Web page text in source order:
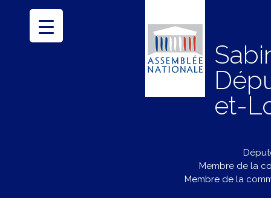
et-
Membre de la
Membre de la